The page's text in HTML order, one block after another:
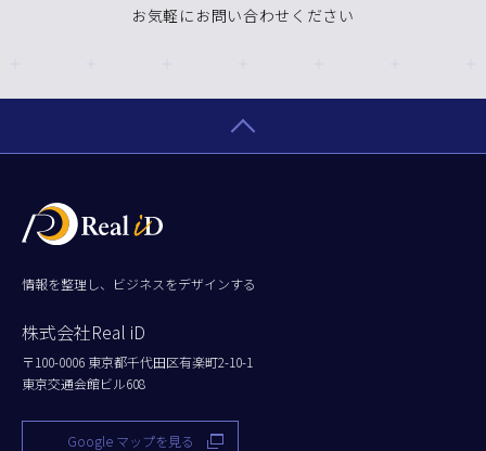
お気軽にお問い合わせください
情報を整理し、ビジネスをデザインする
株式会社Real iD
〒100-0006 東京都千代田区有楽町2-10-1
東京交通会館ビル608
Google マップを見る